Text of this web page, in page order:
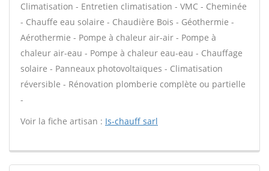
Climatisation - Entretien climatisation - VMC - Cheminée
- Chauffe eau solaire - Chaudière Bois - Géothermie -
Aérothermie - Pompe à chaleur air-air - Pompe à
chaleur air-eau - Pompe à chaleur eau-eau - Chauffage
solaire - Panneaux photovoltaïques - Climatisation
réversible - Rénovation plomberie complète ou partielle
-
Voir la fiche artisan : Is-chauff sarl